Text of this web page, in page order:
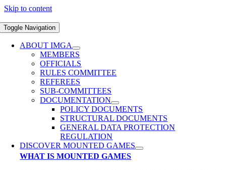
Skip to content
Toggle Navigation
ABOUT IMGA
MEMBERS
OFFICIALS
RULES COMMITTEE
REFEREES
SUB-COMMITTEES
DOCUMENTATION
POLICY DOCUMENTS
STRUCTURAL DOCUMENTS
GENERAL DATA PROTECTION
REGULATION
DISCOVER MOUNTED GAMES
WHAT IS MOUNTED GAMES